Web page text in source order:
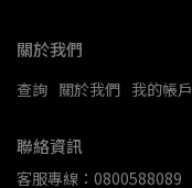
關於我們
查詢 關於我們 我的帳戶
聯絡資訊
客服專線：0800588089